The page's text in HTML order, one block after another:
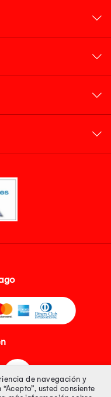
de navegación y
usted consiente